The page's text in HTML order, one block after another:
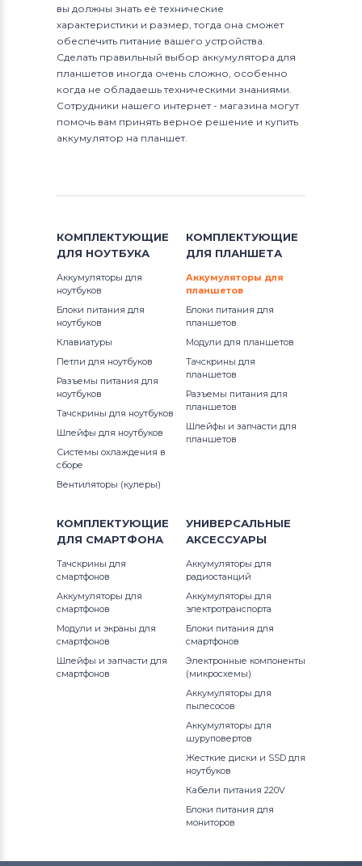
вы должны знать её технические
характеристики и размер, тогда она сможет
обеспечить питание вашего устройства.
Сделать правильный выбор аккумулятора для
планшетов иногда очень сложно, особенно
когда не обладаешь техническими знаниями.
Сотрудники нашего интернет - магазина могут
помочь вам принять верное решение и купить
аккумулятор на планшет.
КОМПЛЕКТУЮЩИЕ
ДЛЯ НОУТБУКА
Аккумуляторы для
ноутбуков
Блоки питания для
ноутбуков
Клавиатуры
Петли для ноутбуков
Разъемы питания для
ноутбуков
Тачскрины для ноутбуков
Шлейфы для ноутбуков
Системы охлаждения в
сборе
Вентиляторы (кулеры)
КОМПЛЕКТУЮЩИЕ
ДЛЯ ПЛАНШЕТА
Аккумуляторы для
планшетов
Блоки питания для
планшетов
Модули для планшетов
Тачскрины для
планшетов
Разъемы питания для
планшетов
Шлейфы и запчасти для
планшетов
КОМПЛЕКТУЮЩИЕ
ДЛЯ СМАРТФОНА
Тачскрины для
смартфонов
Аккумуляторы для
смартфонов
Модули и экраны для
смартфонов
Шлейфы и запчасти для
смартфонов
УНИВЕРСАЛЬНЫЕ
АКСЕССУАРЫ
Аккумуляторы для
радиостанций
Аккумуляторы для
электротранспорта
Блоки питания для
смартфонов
Электронные компоненты
(микросхемы)
Аккумуляторы для
пылесосов
Аккумуляторы для
шуруповертов
Жесткие диски и SSD для
ноутбуков
Кабели питания 220V
Блоки питания для
мониторов